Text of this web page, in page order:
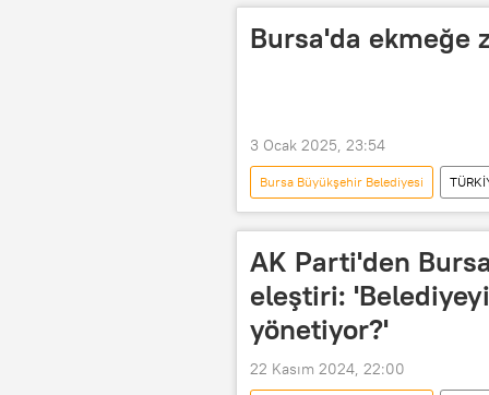
Afet ve Acil Durum Yönetimi Başkanlığı
Bursa'da ekmeğe
3 Ocak 2025, 23:54
Bursa Büyükşehir Belediyesi
halk ekmek
ekmek fiyatları
AK Parti'den
eleştiri:
yönetiyor?'
22 Kasım 2024, 22:00